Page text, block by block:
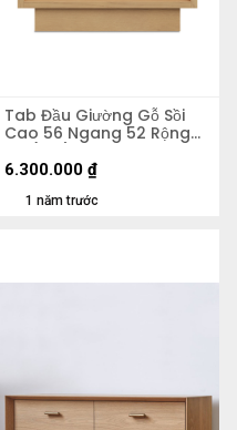
Tab Đầu Giường Gỗ Sồi
Cao 56 Ngang 52 Rộng
40 (cm)
1 năm trước
6.300.000 ₫